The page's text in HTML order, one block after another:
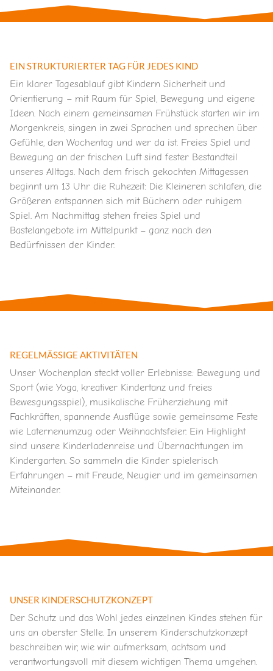
EIN STRUKTURIERTER TAG FÜR JEDES KIND
Ein klarer Tagesablauf gibt Kindern Sicherheit und
Orientierung – mit Raum für Spiel, Bewegung und eigene
Ideen. Nach einem gemeinsamen Frühstück starten wir im
Morgenkreis, singen in zwei Sprachen und sprechen über
Gefühle, den Wochentag und wer da ist. Freies Spiel und
Bewegung an der frischen Luft sind fester Bestandteil
unseres Alltags. Nach dem frisch gekochten Mittagessen
beginnt um 13 Uhr die Ruhezeit: Die Kleineren schlafen, die
Größeren entspannen sich mit Büchern oder ruhigem
Spiel. Am Nachmittag stehen freies Spiel und
Bastelangebote im Mittelpunkt – ganz nach den
Bedürfnissen der Kinder.
REGELMÄSSIGE AKTIVITÄTEN
Unser Wochenplan steckt voller Erlebnisse: Bewegung und
Sport (wie Yoga, kreativer Kindertanz und freies
Bewesgungsspiel), musikalische Früherziehung mit
Fachkräften, spannende Ausflüge sowie gemeinsame Feste
wie Laternenumzug oder Weihnachtsfeier. Ein Highlight
sind unsere Kinderladenreise und Übernachtungen im
Kindergarten. So sammeln die Kinder spielerisch
Erfahrungen – mit Freude, Neugier und im gemeinsamen
Miteinander.
UNSER KINDERSCHUTZKONZEPT
Der Schutz und das Wohl jedes einzelnen Kindes stehen für
uns an oberster Stelle. In unserem Kinderschutzkonzept
beschreiben wir, wie wir aufmerksam, achtsam und
verantwortungsvoll mit diesem wichtigen Thema umgehen.